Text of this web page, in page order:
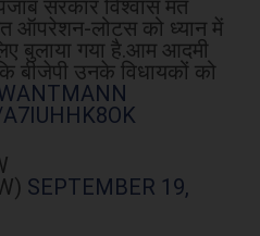
सरकार विश्वास मत
ऑपरेशन-लोटस को ध्यान में
बुलाया गया है.आम आदमी
बीजेपी उनके विधायकों को
SEPTEMBER 19,